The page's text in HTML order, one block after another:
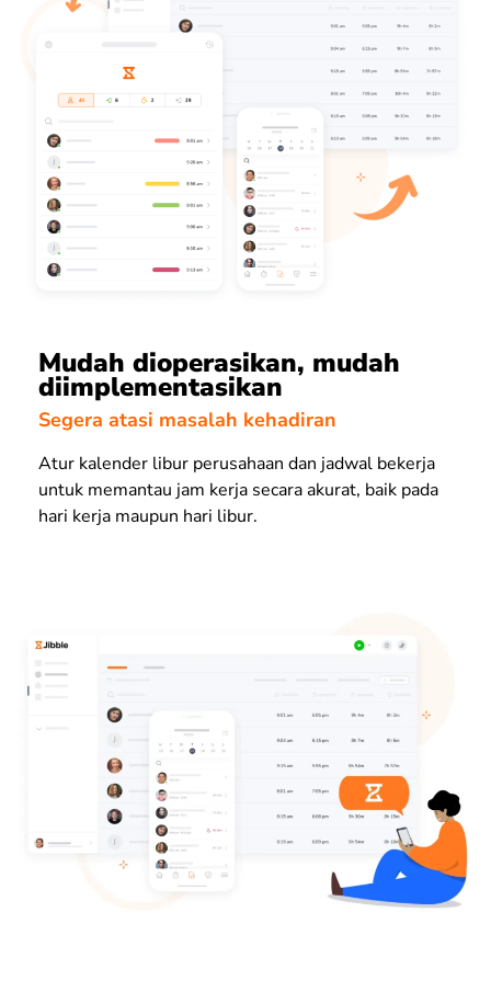
Mudah dioperasikan, mudah
diimplementasikan
Segera atasi masalah kehadiran
Atur kalender libur perusahaan dan jadwal bekerja
untuk memantau jam kerja secara akurat, baik pada
hari kerja maupun hari libur.